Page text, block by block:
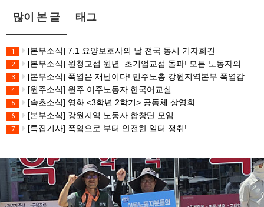
많이 본 글 태그
1 [본부소식] 7.1 요양보호사의 날 전국 동시 기자회견
2 [본부소식] 원청교섭 원년. 초기업교섭 돌파! 모든 노동자의 노동기본권 쟁취! 민주노총 7.15 총파업대회
3 [본부소식] 폭염은 재난이다! 민주노총 강원지역본부 폭염감시단 선포 기자회견
4 [원주소식] 원주 이주노동자 한국어교실
5 [속초소식] 영화 <3학년 2학기> 공동체 상영회
6 [본부소식] 강원지역 노동자 합창단 모임
7 [특집기사] 폭염으로 부터 안전한 일터 쟁취!